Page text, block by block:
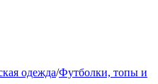
одежда/Футболки, топы и